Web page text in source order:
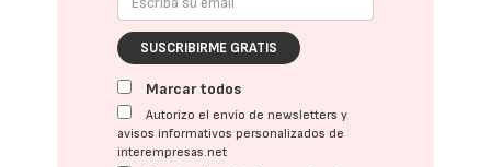
SUSCRIBIRME GRATIS
Marcar todos
Autorizo el envío de newsletters y
avisos informativos personalizados de
interempresas.net